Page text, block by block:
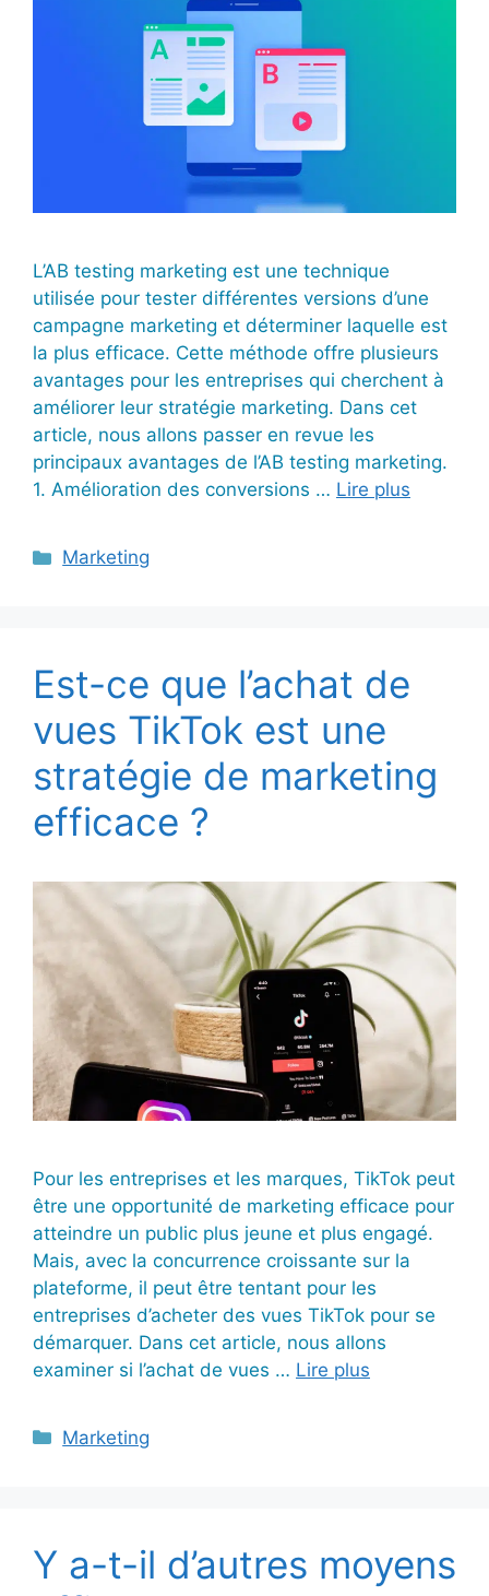
L’AB testing marketing est une technique
utilisée pour tester différentes versions d’une
campagne marketing et déterminer laquelle est
la plus efficace. Cette méthode offre plusieurs
avantages pour les entreprises qui cherchent à
améliorer leur stratégie marketing. Dans cet
article, nous allons passer en revue les
principaux avantages de l’AB testing marketing.
1. Amélioration des conversions … Lire plus
Catégories
Marketing
Est-ce que l’achat de
vues TikTok est une
stratégie de marketing
efficace ?
Pour les entreprises et les marques, TikTok peut
être une opportunité de marketing efficace pour
atteindre un public plus jeune et plus engagé.
Mais, avec la concurrence croissante sur la
plateforme, il peut être tentant pour les
entreprises d’acheter des vues TikTok pour se
démarquer. Dans cet article, nous allons
examiner si l’achat de vues … Lire plus
Catégories
Marketing
Y a-t-il d’autres moyens